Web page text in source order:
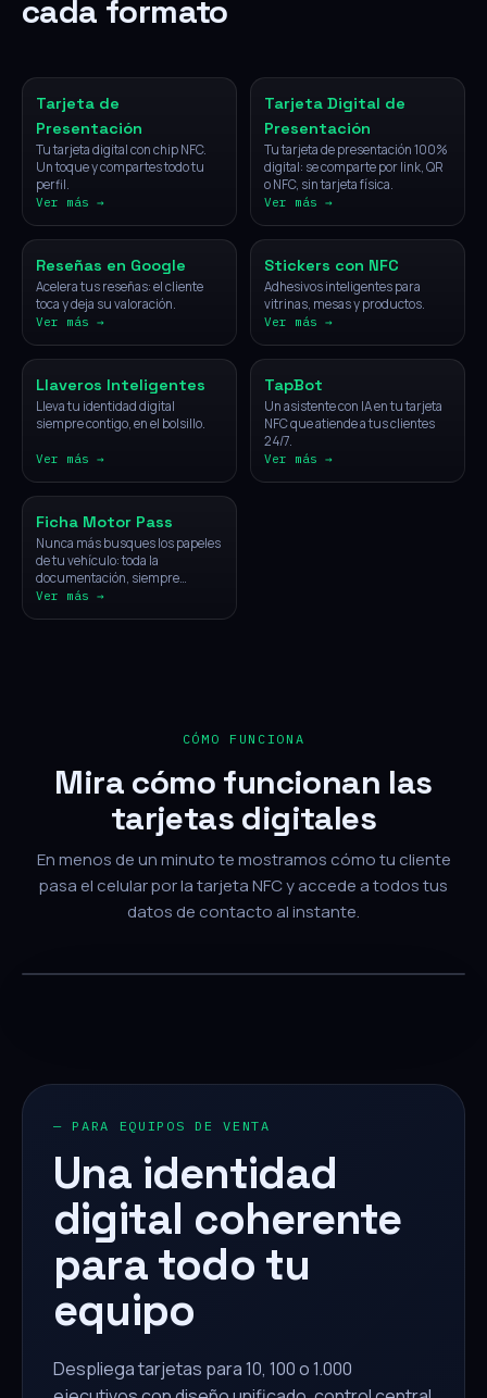
cada formato
Tarjeta de
Presentación
Tu tarjeta digital con chip NFC.
Un toque y compartes todo tu
perfil.
Ver más →
Tarjeta Digital de
Presentación
Tu tarjeta de presentación 100%
digital: se comparte por link, QR
o NFC, sin tarjeta física.
Ver más →
NFC
Reseñas en Google
Acelera tus reseñas: el cliente
toca y deja su valoración.
Ver más →
NFC
Stickers con NFC
Adhesivos inteligentes para
vitrinas, mesas y productos.
Ver más →
NFC
Llaveros Inteligentes
Lleva tu identidad digital
siempre contigo, en el bolsillo.
Ver más →
IA
TapBot
Un asistente con IA en tu tarjeta
NFC que atiende a tus clientes
24/7.
Ver más →
Vehículos
Ficha Motor Pass
Nunca más busques los papeles
de tu vehículo: toda la
documentación, siempre
disponible con un solo toque.
Ver más →
CÓMO FUNCIONA
Mira cómo funcionan las
tarjetas digitales
En menos de un minuto te mostramos cómo tu cliente
pasa el celular por la tarjeta NFC y accede a todos tus
datos de contacto al instante.
— PARA EQUIPOS DE VENTA
Una identidad
digital coherente
para todo tu
equipo
Despliega tarjetas para 10, 100 o 1.000